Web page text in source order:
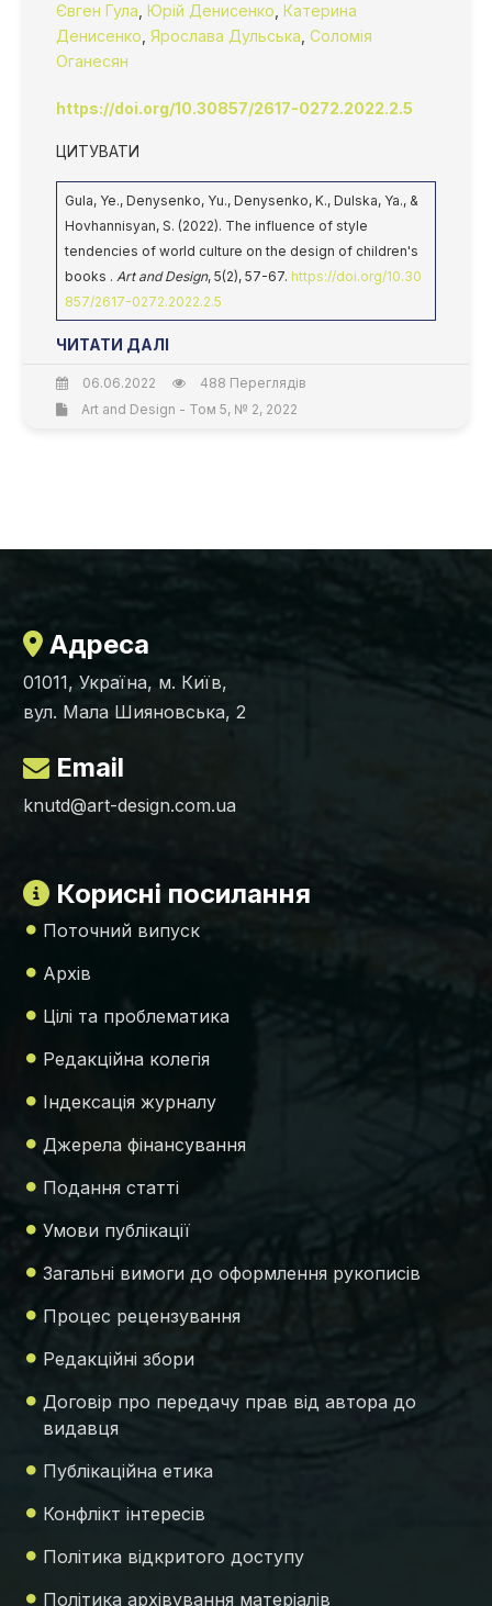
Євген Гула Юрій Денисенко Катерина
Денисенко Ярослава Дульська Соломія
Оганесян
https://doi.org/10.30857/2617-0272.2022.2.5
ЦИТУВАТИ
Gula, Ye., Denysenko, Yu., Denysenko, K., Dulska, Ya., &
Hovhannisyan, S. (2022). The influence of style
tendencies of world culture on the design of children's
books . Art and Design, 5(2), 57-67. https://doi.org/10.30
857/2617-0272.2022.2.5
ЧИТАТИ ДАЛІ
06.06.2022
488 Переглядів
Art and Design - Том 5, № 2, 2022
Адреса
01011, Україна, м. Київ,
вул. Мала Шияновська, 2
Email
knutd@art-design.com.ua
Корисні посилання
Поточний випуск
Архів
Цілі та проблематика
Редакційна колегія
Індексація журналу
Джерела фінансування
Подання статті
Умови публікації
Загальні вимоги до оформлення рукописів
Процес рецензування
Редакційні збори
Договір про передачу прав від автора до
видавця
Публікаційна етика
Конфлікт інтересів
Політика відкритого доступу
Політика архівування матеріалів